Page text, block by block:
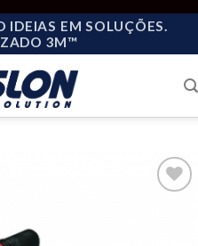
IDEIAS EM SOLUÇÕES.
3M™